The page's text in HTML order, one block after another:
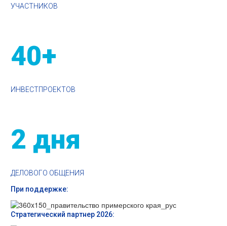
УЧАСТНИКОВ
40+
ИНВЕСТПРОЕКТОВ
2 дня
ДЕЛОВОГО ОБЩЕНИЯ
При поддержке:
Стратегический партнер 2026: